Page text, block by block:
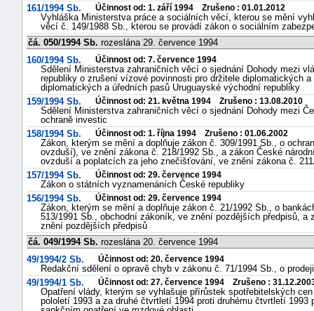
161/1994 Sb.
Účinnost od: 1. září 1994 Zrušeno : 01.01.2012
Vyhláška Ministerstva práce a sociálních věcí, kterou se mění
věcí č. 149/1988 Sb., kterou se provádí zákon o sociálním
čá. 050/1994 Sb. rozeslána 29. července 1994
160/1994 Sb.
Účinnost od: 7. července 1994
Sdělení Ministerstva zahraničních věcí o sjednání Dohody mezi
republiky o zrušení vízové povinnosti pro držitele diplomatických
diplomatických a úředních pasů Uruguayské východní republiky
159/1994 Sb.
Účinnost od: 21. května 1994 Zrušeno : 13.08.2010
Sdělení Ministerstva zahraničních věcí o sjednání Dohody mezi
ochraně investic
158/1994 Sb.
Účinnost od: 1. října 1994 Zrušeno : 01.06.2002
Zákon, kterým se mění a doplňuje zákon č. 309/1991 Sb., o
ovzduší), ve znění zákona č. 218/1992 Sb., a zákon České
ovzduší a poplatcích za jeho znečišťování, ve znění zákona č.
157/1994 Sb.
Účinnost od: 29. července 1994
Zákon o státních vyznamenáních České republiky
156/1994 Sb.
Účinnost od: 29. července 1994
Zákon, kterým se mění a doplňuje zákon č. 21/1992 Sb., o
513/1991 Sb., obchodní zákoník, ve znění pozdějších předpisů,
znění pozdějších předpisů
čá. 049/1994 Sb. rozeslána 20. července 1994
49/1994/2 Sb.
Účinnost od: 20. července 1994
Redakční sdělení o opravě chyb v zákonu č. 71/1994 Sb., o
49/1994/1 Sb.
Účinnost od: 27. července 1994 Zrušeno :
Opatření vlády, kterým se vyhlašuje přírůstek spotřebitelských
pololetí 1993 a za druhé čtvrtletí 1994 proti druhému čtvrtletí